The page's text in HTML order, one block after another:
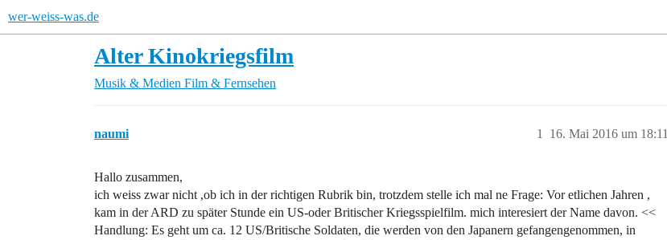
wer-weiss-was.de
Alter Kinokriegsfilm
Musik & Medien Film & Fernsehen
naumi 16. Mai 2016 um 18:11
1
Hallo zusammen,
ich weiss zwar nicht ,ob ich in der richtigen Rubrik bin, trotzdem stelle ich mal ne Frage: Vor etlichen Jahren ,
kam in der ARD zu später Stunde ein US-oder Britischer Kriegsspielfilm. mich interesiert der Name davon. <<
Handlung: Es geht um ca. 12 US/Britische Soldaten, die werden von den Japanern gefangengenommen, in